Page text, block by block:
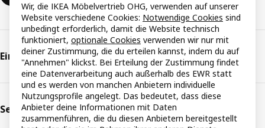
Einkaufen & Planung
Serviceleistungen
Wir, die IKEA Möbelvertrieb OHG, verwenden auf unserer
Website verschiedene Cookies: Notwendige Cookies sind
unbedingt erforderlich, damit die Website technisch
funktioniert, optionale Cookies verwenden wir nur mit
deiner Zustimmung, die du erteilen kannst, indem du auf
"Annehmen" klickst. Bei Erteilung der Zustimmung findet
eine Datenverarbeitung auch außerhalb des EWR statt
und es werden von manchen Anbietern individuelle
Nutzungsprofile angelegt. Das bedeutet, dass diese
Anbieter deine Informationen mit Daten
zusammenführen, die du diesen Anbietern bereitgestellt